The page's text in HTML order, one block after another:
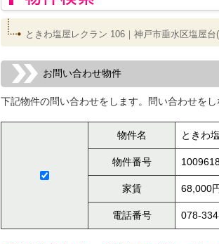
ときわ塩屋レクラン 106｜神戸市垂水区塩屋
お問い合わせ物件
下記物件の問い合わせをします。問い合わせを
物件名 ときわ
物件番号
家賃 68,000
電話番号 078-